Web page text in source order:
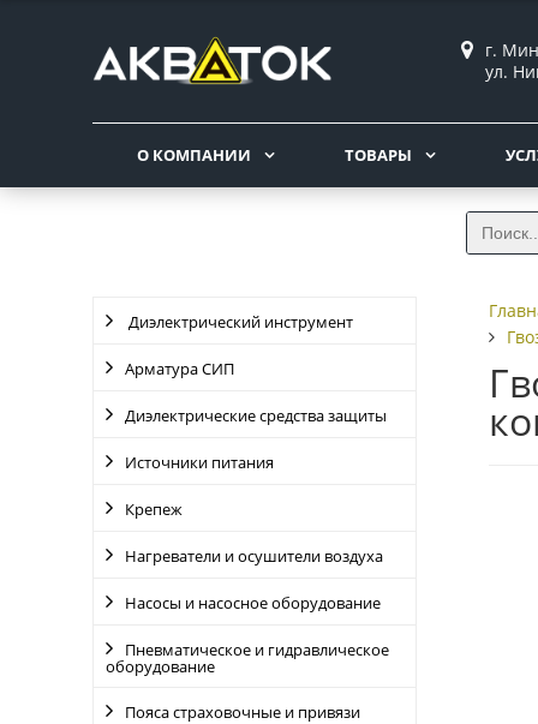
г.
ул.
О КОМПАНИИ ТОВАРЫ
Диэлектрический инструмент
Арматура СИП
Диэлектрические средства защиты
Источники питания
Крепеж
Нагреватели и осушители воздуха
Насосы и насосное оборудование
Пневматическое и гидравлическое
оборудование
Пояса страховочные и привязи